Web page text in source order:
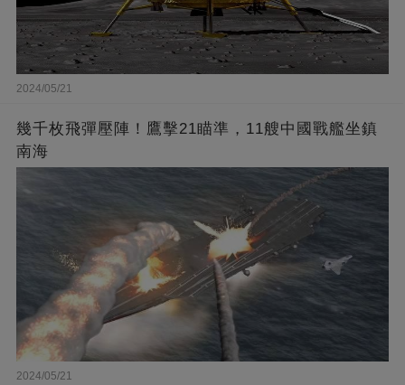
2024/05/21
幾千枚飛彈壓陣！鷹擊21瞄準，11艘中國戰艦坐鎮
南海
2024/05/21